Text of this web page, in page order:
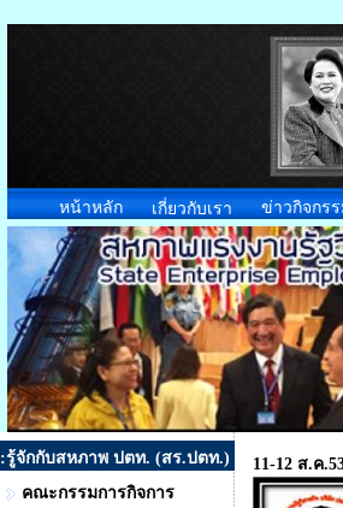
หน้าหลัก เกี่ยวกับเรา ข่าวกิจกรร
:รู้จักกับสหภาพ ปตท. (สร.ปตท.)
คณะกรรมการกิจการ
11-12 ส.ค